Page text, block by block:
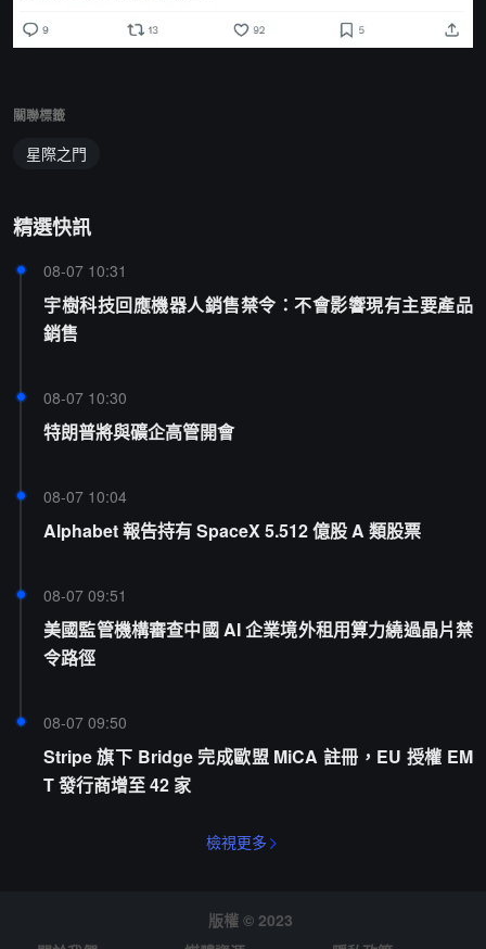
關聯標籤
星際之門
精選快訊
08-07 10:31
宇樹科技回應機器人銷售禁令：不會影響現有主要產品
銷售
08-07 10:30
特朗普將與礦企高管開會
08-07 10:04
Alphabet 報告持有 SpaceX 5.512 億股 A 類股票
08-07 09:51
美國監管機構審查中國 AI 企業境外租用算力繞過晶片禁
令路徑
08-07 09:50
Stripe 旗下 Bridge 完成歐盟 MiCA 註冊，EU 授權 EM
T 發行商增至 42 家
檢視更多
版權 © 2023